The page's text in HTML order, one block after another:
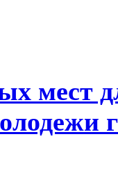
мест